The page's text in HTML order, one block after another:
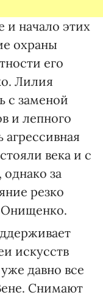
начало этих
охраны
его
Лилия
с заменой
и лепного
агрессивная
века и с
за
резко
искусств
давно все
Снимают